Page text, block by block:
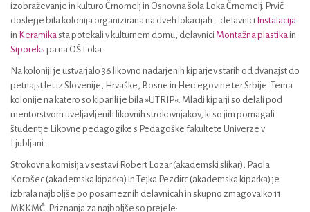
izobraževanje in kulturo Črnomelj in Osnovna šola Loka Črnomelj. Prvič
doslej je bila kolonija organizirana na dveh lokacijah – delavnici Instalacija
in Keramika sta potekali v kulturnem domu, delavnici Montažna plastika in
Siporeks pa na OŠ Loka.
Na koloniji je ustvarjalo 36 likovno nadarjenih kiparjev starih od dvanajst do
petnajst let iz Slovenije, Hrvaške, Bosne in Hercegovine ter Srbije. Tema
kolonije na katero so kiparili je bila »UTRIP«. Mladi kiparji so delali pod
mentorstvom uveljavljenih likovnih strokovnjakov, ki so jim pomagali
študentje Likovne pedagogike s Pedagoške fakultete Univerze v
Ljubljani.
Strokovna komisija v sestavi Robert Lozar (akademski slikar), Paola
Korošec (akademska kiparka) in Tejka Pezdirc (akademska kiparka) je
izbrala najboljše po posameznih delavnicah in skupno zmagovalko 11.
MKKMČ. Priznanja za najboljše so prejele: